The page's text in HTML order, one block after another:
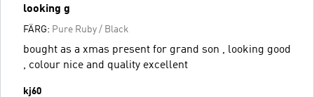
looking g
FÄRG: Pure Ruby / Black
bought as a xmas present for grand son , looking good
, colour nice and quality excellent
kj60